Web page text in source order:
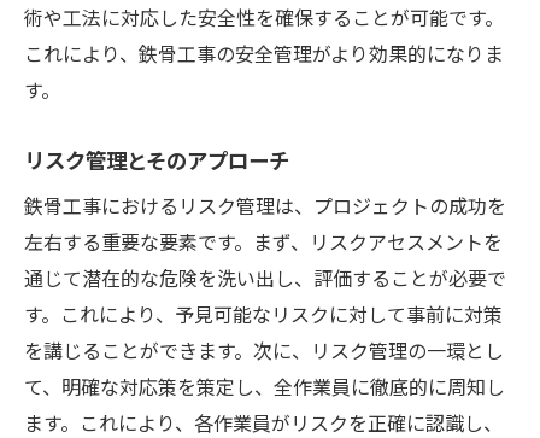
術や工法に対応した安全性を確保することが可能です。
これにより、鉄骨工事の安全管理がより効果的になりま
す。
リスク管理とそのアプローチ
鉄骨工事におけるリスク管理は、プロジェクトの成功を
左右する重要な要素です。まず、リスクアセスメントを
通じて潜在的な危険を洗い出し、評価することが必要で
す。これにより、予見可能なリスクに対して事前に対策
を講じることができます。次に、リスク管理の一環とし
て、明確な対応策を策定し、全作業員に徹底的に周知し
ます。これにより、各作業員がリスクを正確に認識し、